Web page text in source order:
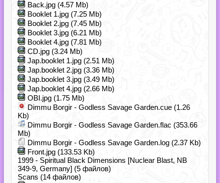
Back.jpg (4.57 Mb)
Booklet 1.jpg (7.25 Mb)
Booklet 2.jpg (7.45 Mb)
Booklet 3.jpg (6.21 Mb)
Booklet 4.jpg (7.81 Mb)
CD.jpg (3.24 Mb)
Jap.booklet 1.jpg (2.51 Mb)
Jap.booklet 2.jpg (3.36 Mb)
Jap.booklet 3.jpg (3.49 Mb)
Jap.booklet 4.jpg (2.66 Mb)
OBI.jpg (1.75 Mb)
Dimmu Borgir - Godless Savage Garden.cue (1.26
Kb)
Dimmu Borgir - Godless Savage Garden.flac (353.66
Mb)
Dimmu Borgir - Godless Savage Garden.log (2.37 Kb)
Front.jpg (133.53 Kb)
1999 - Spiritual Black Dimensions [Nuclear Blast, NB
349-9, Germany] (5 файлов)
Scans (14 файлов)